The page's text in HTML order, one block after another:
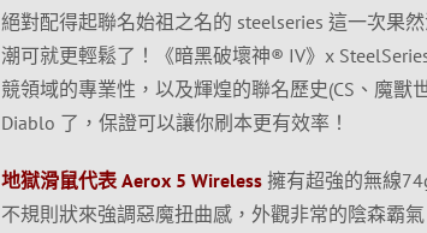
絕對配得起聯名始祖之名的 steelseries 這一次果
潮可就更輕鬆了！《暗黑破壞神® IV》x
競領域的專業性，以及輝煌的聯名歷史(CS、魔獸
Diablo 了，保證可以讓你刷本更有效率！
地獄滑鼠代表 Aerox 5 Wireless 擁有超強的無線
不規則狀來強調惡魔扭曲感，外觀非常的陰森霸